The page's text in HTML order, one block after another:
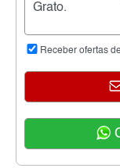
Receber ofertas